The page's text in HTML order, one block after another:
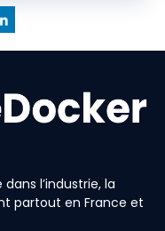
l’industrie, la
partout en France et